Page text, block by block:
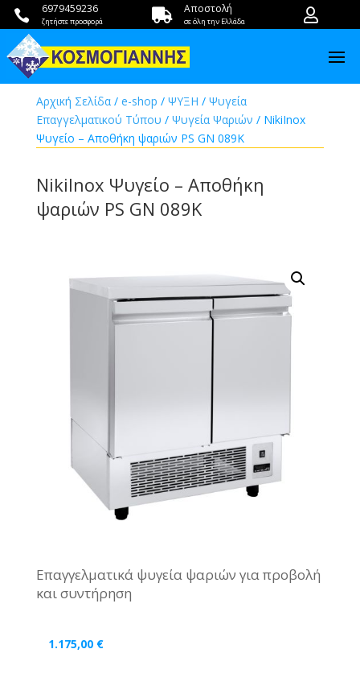
 6979459236
ζητήστε προσφορά  Αποστολή
σε όλη την Ελλάδα 
Αρχική Σελίδα/ e-shop / ΨΥΞΗ / Ψυγεία
Επαγγελματικού Τύπου / Ψυγεία Ψαριών / NikiInox
Ψυγείο – Αποθήκη ψαριών PS GN 089K
NikiInox Ψυγείο – Αποθήκη
ψαριών PS GN 089K
Επαγγελματικά ψυγεία ψαριών για προβολή
και συντήρηση
1.175,00 €